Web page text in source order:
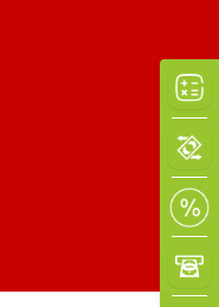
×